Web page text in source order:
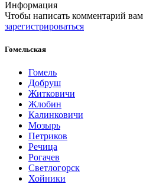
Информация
Чтобы написать комментарий
зарегистрироваться
Гомельская
Гомель
Добруш
Житковичи
Жлобин
Калинковичи
Мозырь
Петриков
Речица
Рогачев
Светлогорск
Хойники